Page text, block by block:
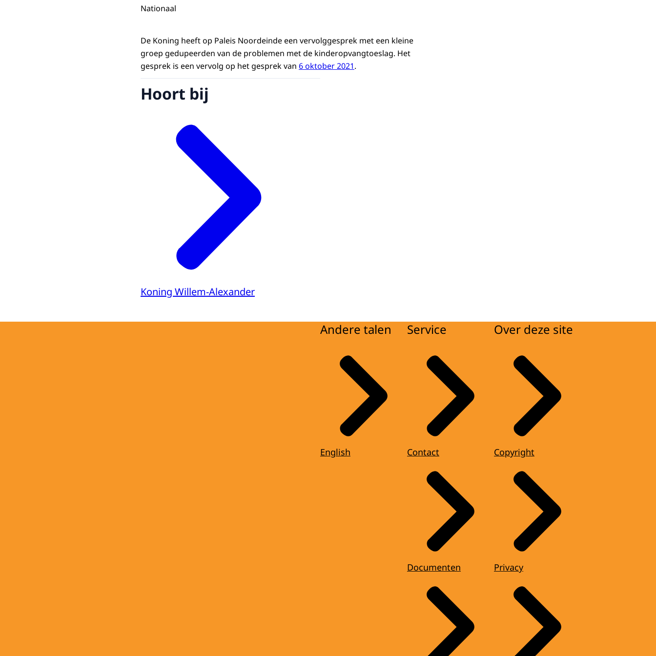
Nationaal
De Koning heeft op Paleis Noordeinde een vervolggesprek met een kleine
groep gedupeerden van de problemen met de kinderopvangtoeslag. Het
gesprek is een vervolg op het gesprek van 6 oktober 2021.
Hoort bij
Koning Willem-Alexander
Andere talen
English
Service
Contact
Documenten
Over deze site
Copyright
Privacy